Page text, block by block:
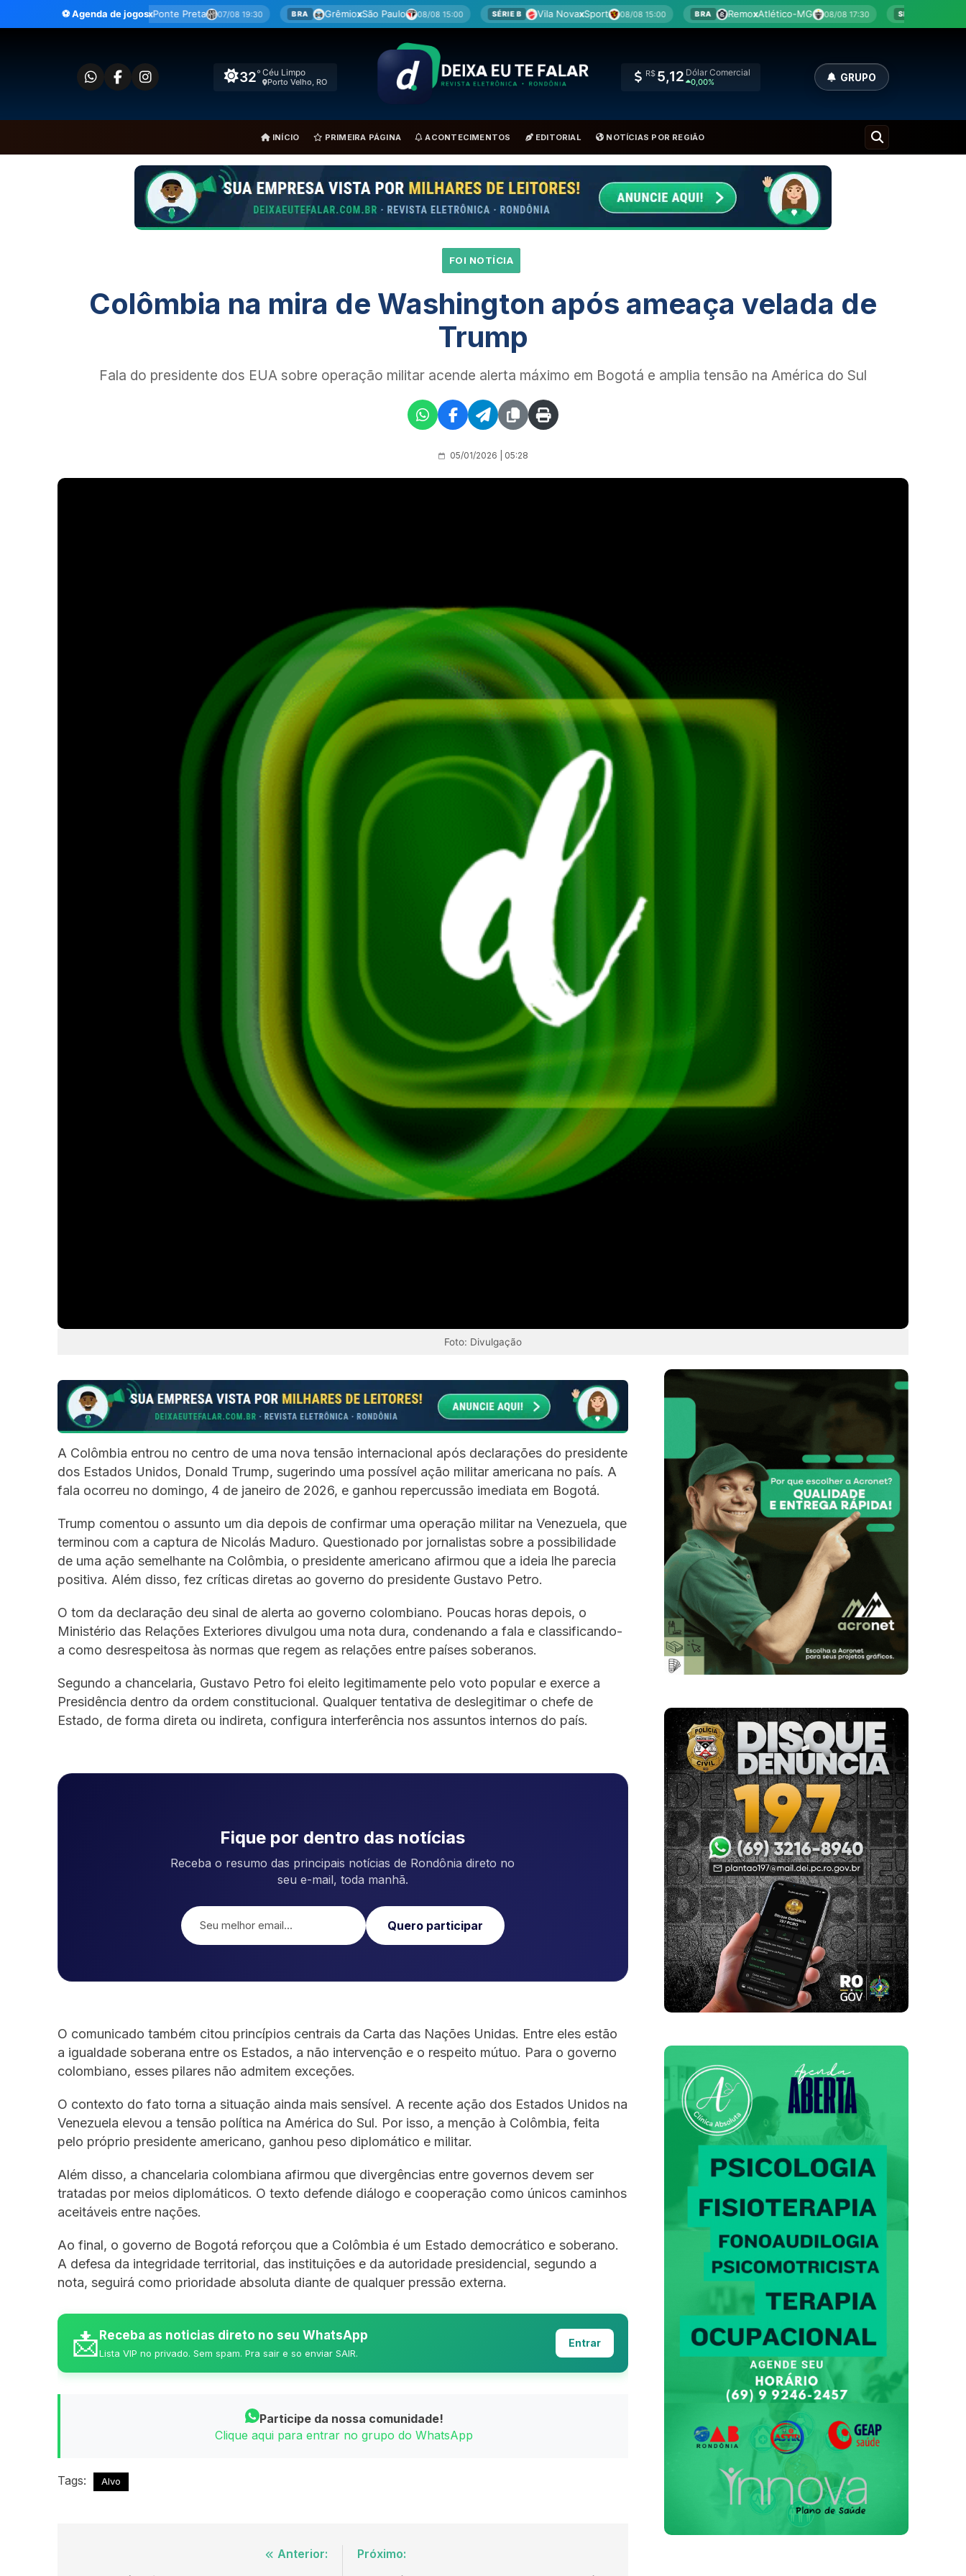
para
⚽ Agenda de jogos
Ponte Preta 07/08 19:30 BRA GrêmioxSão Paulo 08/08 15:00 SÉRIE B Vila Nova x Sport 08/08 15:00 BRA RemoxAtlético-MG 08/08 17:30 SÉRIE B Botafogo-SPx
32° Céu Limpo
Porto Velho, RO
R$ 5,12 Dólar Comercial
0,00% GRUPO
INÍCIO PRIMEIRA PÁGINA ACONTECIMENTOS EDITORIAL NOTÍCIAS POR REGIÃO
FOI NOTÍCIA
Colômbia na mira de Washington após ameaça velada de
Trump
Fala do presidente dos EUA sobre operação militar acende alerta máximo em Bogotá e amplia tensão na América do Sul
05/01/2026 | 05:28
Foto: Divulgação
A Colômbia entrou no centro de uma nova tensão internacional após declarações do presidente
dos Estados Unidos, Donald Trump, sugerindo uma possível ação militar americana no país. A
fala ocorreu no domingo, 4 de janeiro de 2026, e ganhou repercussão imediata em Bogotá.
Trump comentou o assunto um dia depois de confirmar uma operação militar na Venezuela, que
terminou com a captura de Nicolás Maduro. Questionado por jornalistas sobre a possibilidade
de uma ação semelhante na Colômbia, o presidente americano afirmou que a ideia lhe parecia
positiva. Além disso, fez críticas diretas ao governo do presidente Gustavo Petro.
O tom da declaração deu sinal de alerta ao governo colombiano. Poucas horas depois, o
Ministério das Relações Exteriores divulgou uma nota dura, condenando a fala e classificando-
a como desrespeitosa às normas que regem as relações entre países soberanos.
Segundo a chancelaria, Gustavo Petro foi eleito legitimamente pelo voto popular e exerce a
Presidência dentro da ordem constitucional. Qualquer tentativa de deslegitimar o chefe de
Estado, de forma direta ou indireta, configura interferência nos assuntos internos do país.
Fique por dentro das notícias
Receba o resumo das principais notícias de Rondônia direto no
seu e-mail, toda manhã.
Quero participar
O comunicado também citou princípios centrais da Carta das Nações Unidas. Entre eles estão
a igualdade soberana entre os Estados, a não intervenção e o respeito mútuo. Para o governo
colombiano, esses pilares não admitem exceções.
O contexto do fato torna a situação ainda mais sensível. A recente ação dos Estados Unidos na
Venezuela elevou a tensão política na América do Sul. Por isso, a menção à Colômbia, feita
pelo próprio presidente americano, ganhou peso diplomático e militar.
Além disso, a chancelaria colombiana afirmou que divergências entre governos devem ser
tratadas por meios diplomáticos. O texto defende diálogo e cooperação como únicos caminhos
aceitáveis entre nações.
Ao final, o governo de Bogotá reforçou que a Colômbia é um Estado democrático e soberano.
A defesa da integridade territorial, das instituições e da autoridade presidencial, segundo a
nota, seguirá como prioridade absoluta diante de qualquer pressão externa.
📩Receba as noticias direto no seu WhatsApp
Lista VIP no privado. Sem spam. Pra sair e so enviar SAIR.
Entrar
Participe da nossa comunidade!
Clique aqui para entrar no grupo do WhatsApp
Tags: Alvo
Anterior:
Próximo: